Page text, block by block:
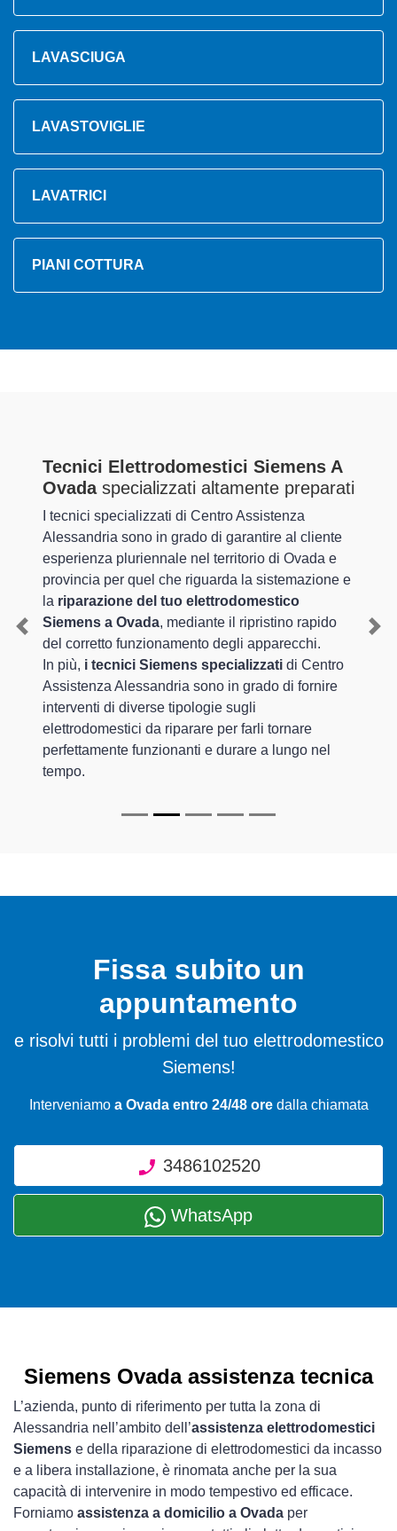
LAVASCIUGA
LAVASTOVIGLIE
LAVATRICI
PIANI COTTURA
Tecnici Elettrodomestici Siemens A
Ovadaspecializzati altamente preparati
I tecnici specializzati di Centro Assistenza
Alessandria sono in grado di garantire al cliente
esperienza pluriennale nel territorio di Ovada e
provincia per quel che riguarda la sistemazione e
la riparazione del tuo elettrodomestico
Siemens a Ovada, mediante il ripristino rapido
del corretto funzionamento degli apparecchi.
In più, i tecnici Siemens specializzati di Centro
Assistenza Alessandria sono in grado di fornire
interventi di diverse tipologie sugli
elettrodomestici da riparare per farli tornare
perfettamente funzionanti e durare a lungo nel
tempo.
Previous
Fissa subito un
appuntamento
e risolvi tutti i problemi del tuo elettrodomestico
Siemens!
Interveniamo a Ovada entro 24/48 oredalla chiamata
3486102520
WhatsApp
Siemens Ovada assistenza tecnica
L’azienda, punto di riferimento per tutta la zona di
Alessandria nell’ambito dell’assistenza elettrodomestici
Siemens e della riparazione di elettrodomestici da incasso
e a libera installazione, è rinomata anche per la sua
capacità di intervenire in modo tempestivo ed efficace.
Forniamo assistenza a domicilio a Ovada per